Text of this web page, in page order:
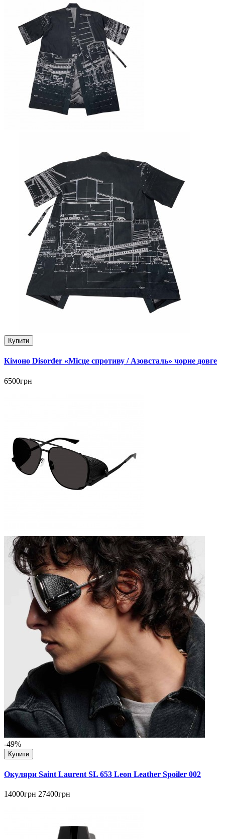
Купити
Кімоно Disorder «Місце спротиву / Азовсталь» чорне довге
6500грн
-49%
Купити
Окуляри Saint Laurent SL 653 Leon Leather Spoiler 002
14000грн 27400грн